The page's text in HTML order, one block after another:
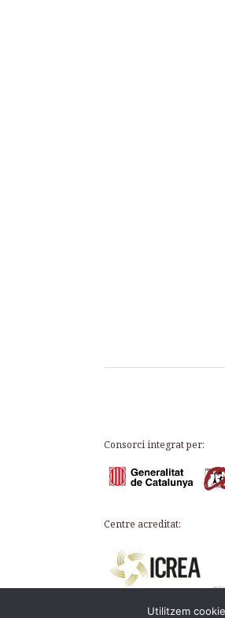
Consorci integrat per:
Centre acreditat:
Utilitzem